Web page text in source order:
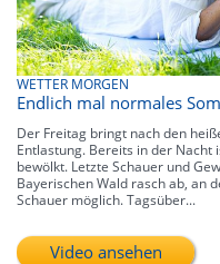
WETTER MORGEN
Endlich mal normales
Der Freitag bringt nach den
Entlastung. Bereits in der
bewölkt. Letzte Schauer und
Bayerischen Wald rasch ab, an
Schauer möglich. Tagsüber...
Video ansehen